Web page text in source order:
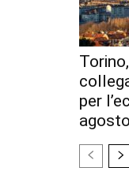
per
agosto